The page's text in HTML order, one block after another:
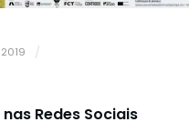
/
Redes Sociais